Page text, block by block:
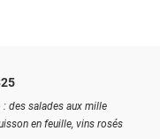
des salades aux mille
en feuille, vins rosés